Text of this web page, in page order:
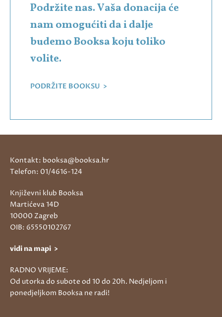
Podržite nas. Vaša donacija će
nam omogućiti da i dalje
budemo Booksa koju toliko
volite.
PODRŽITE BOOKSU >
Kontakt: booksa@booksa.hr
Telefon: 01/4616-124
Književni klub Booksa
Martićeva 14D
10000 Zagreb
OIB: 65550102767
vidi na mapi >
RADNO VRIJEME:
Od utorka do subote od 10 do 20h. Nedjeljom i
ponedjeljkom Booksa ne radi!